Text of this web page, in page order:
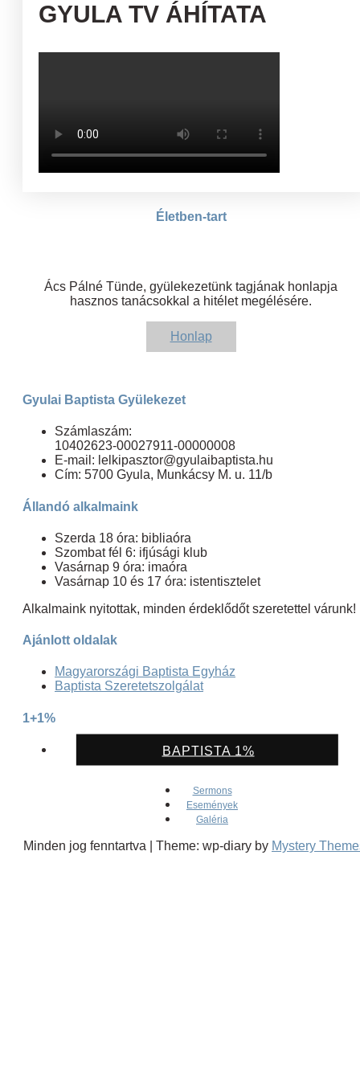
GYULA TV ÁHÍTATA
Életben-tart
Ács Pálné Tünde, gyülekezetünk tagjának honlapja
hasznos tanácsokkal a hitélet megélésére.
Honlap
Gyulai Baptista Gyülekezet
Számlaszám:
10402623-00027911-00000008
E-mail: lelkipasztor@gyulaibaptista.hu
Cím: 5700 Gyula, Munkácsy M. u. 11/b
Állandó alkalmaink
Szerda 18 óra: bibliaóra
Szombat fél 6: ifjúsági klub
Vasárnap 9 óra: imaóra
Vasárnap 10 és 17 óra: istentisztelet
Alkalmaink nyitottak, minden érdeklődőt szeretettel várunk!
Ajánlott oldalak
Magyarországi Baptista Egyház
Baptista Szeretetszolgálat
1+1%
BAPTISTA 1%
Sermons
Események
Galéria
Minden jog fenntartva Theme: wp-diary by Mystery